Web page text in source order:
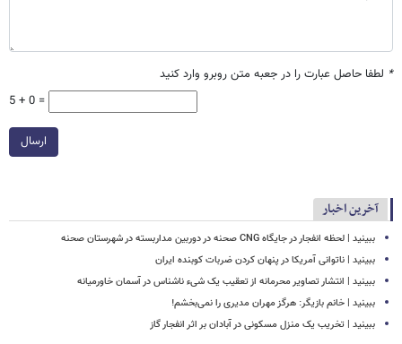
* لطفا حاصل عبارت را در جعبه متن روبرو وارد کنید
5 + 0 =
ارسال
آخرین اخبار
ببینید | لحظه انفجار در جایگاه CNG صحنه در دوربین مداربسته در شهرستان صحنه
‏ببینید | ناتوانی آمریکا در پنهان کردن ضربات کوبنده ایران
ببینید | انتشار تصاویر محرمانه از تعقیب یک شیء ناشناس در آسمان خاورمیانه
ببینید | خانم بازیگر: هرگز مهران مدیری را نمی‌بخشم!
ببینید | تخریب یک منزل مسکونی در آبادان بر اثر انفجار گاز